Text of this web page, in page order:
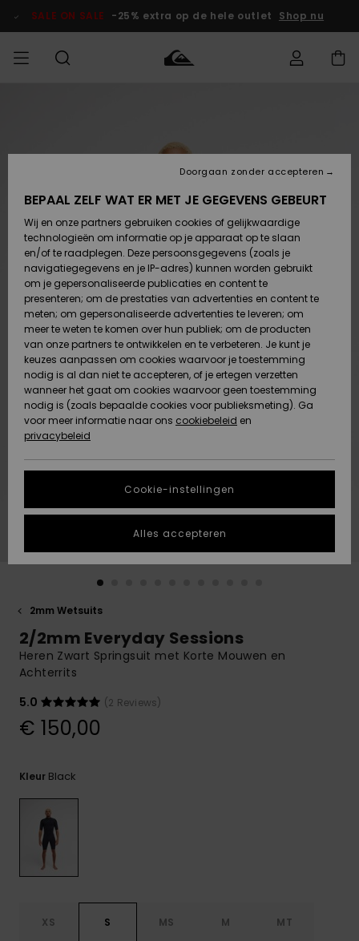
Productinformatie
SALE ON SALE -25% extra op de hele outlet Shop nu
Accessoires
Schoenen &
Slippers
Surf /
Water
Snow
Nieuw
Highlights
JONGENS
Accessoires
Schoenen &
Slippers
Surf /
Water
Sneeuw
Nieuw
Highlights
DAMES
Highlights
Snow
SURF
Surf Shop
Highlights
Community
SNOW
Snow Shop
Dames
Snow Shop
Highlights
Gemeenschap
SALE ON
SALE
Kinderen
VROUW
OUTLET
Regio- En
Taalinstellingen
Nederlands
Retouren
Betaling
Giftcard
Quiksilver
Freedom
Gegevensbescherming
gesprek om het
snelste
vraag te
krijgen.
antwoorden op
de meest
contactformulier.
DUURZAAMHEID
STORE LOCATOR
VERLANGLIJST
2mm Wetsuits
2/2mm Everyday Sessions
Heren Zwart Springsuit met Korte Mouwen en
Achterrits
5.0
(2 Reviews)
€ 150,00
Kleur Black
XS S MS M MT
BEPAAL ZELF WAT ER MET JE GEGEVENS GEBEURT
Wij en onze partners gebruiken cookies of gelijkwaardige
technologieën om informatie op je apparaat op te slaan
en/of te raadplegen. Deze persoonsgegevens (zoals je
navigatiegegevens en je IP-adres) kunnen worden gebruikt
om je gepersonaliseerde publicaties en content te
presenteren; om de prestaties van advertenties en content te
meten; om gepersonaliseerde advertenties te leveren; om
meer te weten te komen over hun publiek; om de producten
van onze partners te ontwikkelen en te verbeteren. Je kunt je
keuzes aanpassen om cookies waarvoor je toestemming
nodig is al dan niet te accepteren, of je ertegen verzetten
wanneer het gaat om cookies waarvoor geen toestemming
nodig is (zoals bepaalde cookies voor publieksmeting). Ga
voor meer informatie naar ons cookiebeleid en
privacybeleid
Cookie-instellingen
Doorgaan zonder accepteren
Alles accepteren